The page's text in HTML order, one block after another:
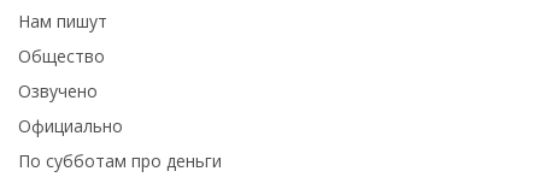
Нам пишут
Общество
Озвучено
Официально
По субботам про деньги